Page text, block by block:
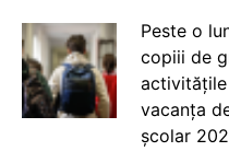
Peste o
copiii de
activitățile
vacanța
școlar